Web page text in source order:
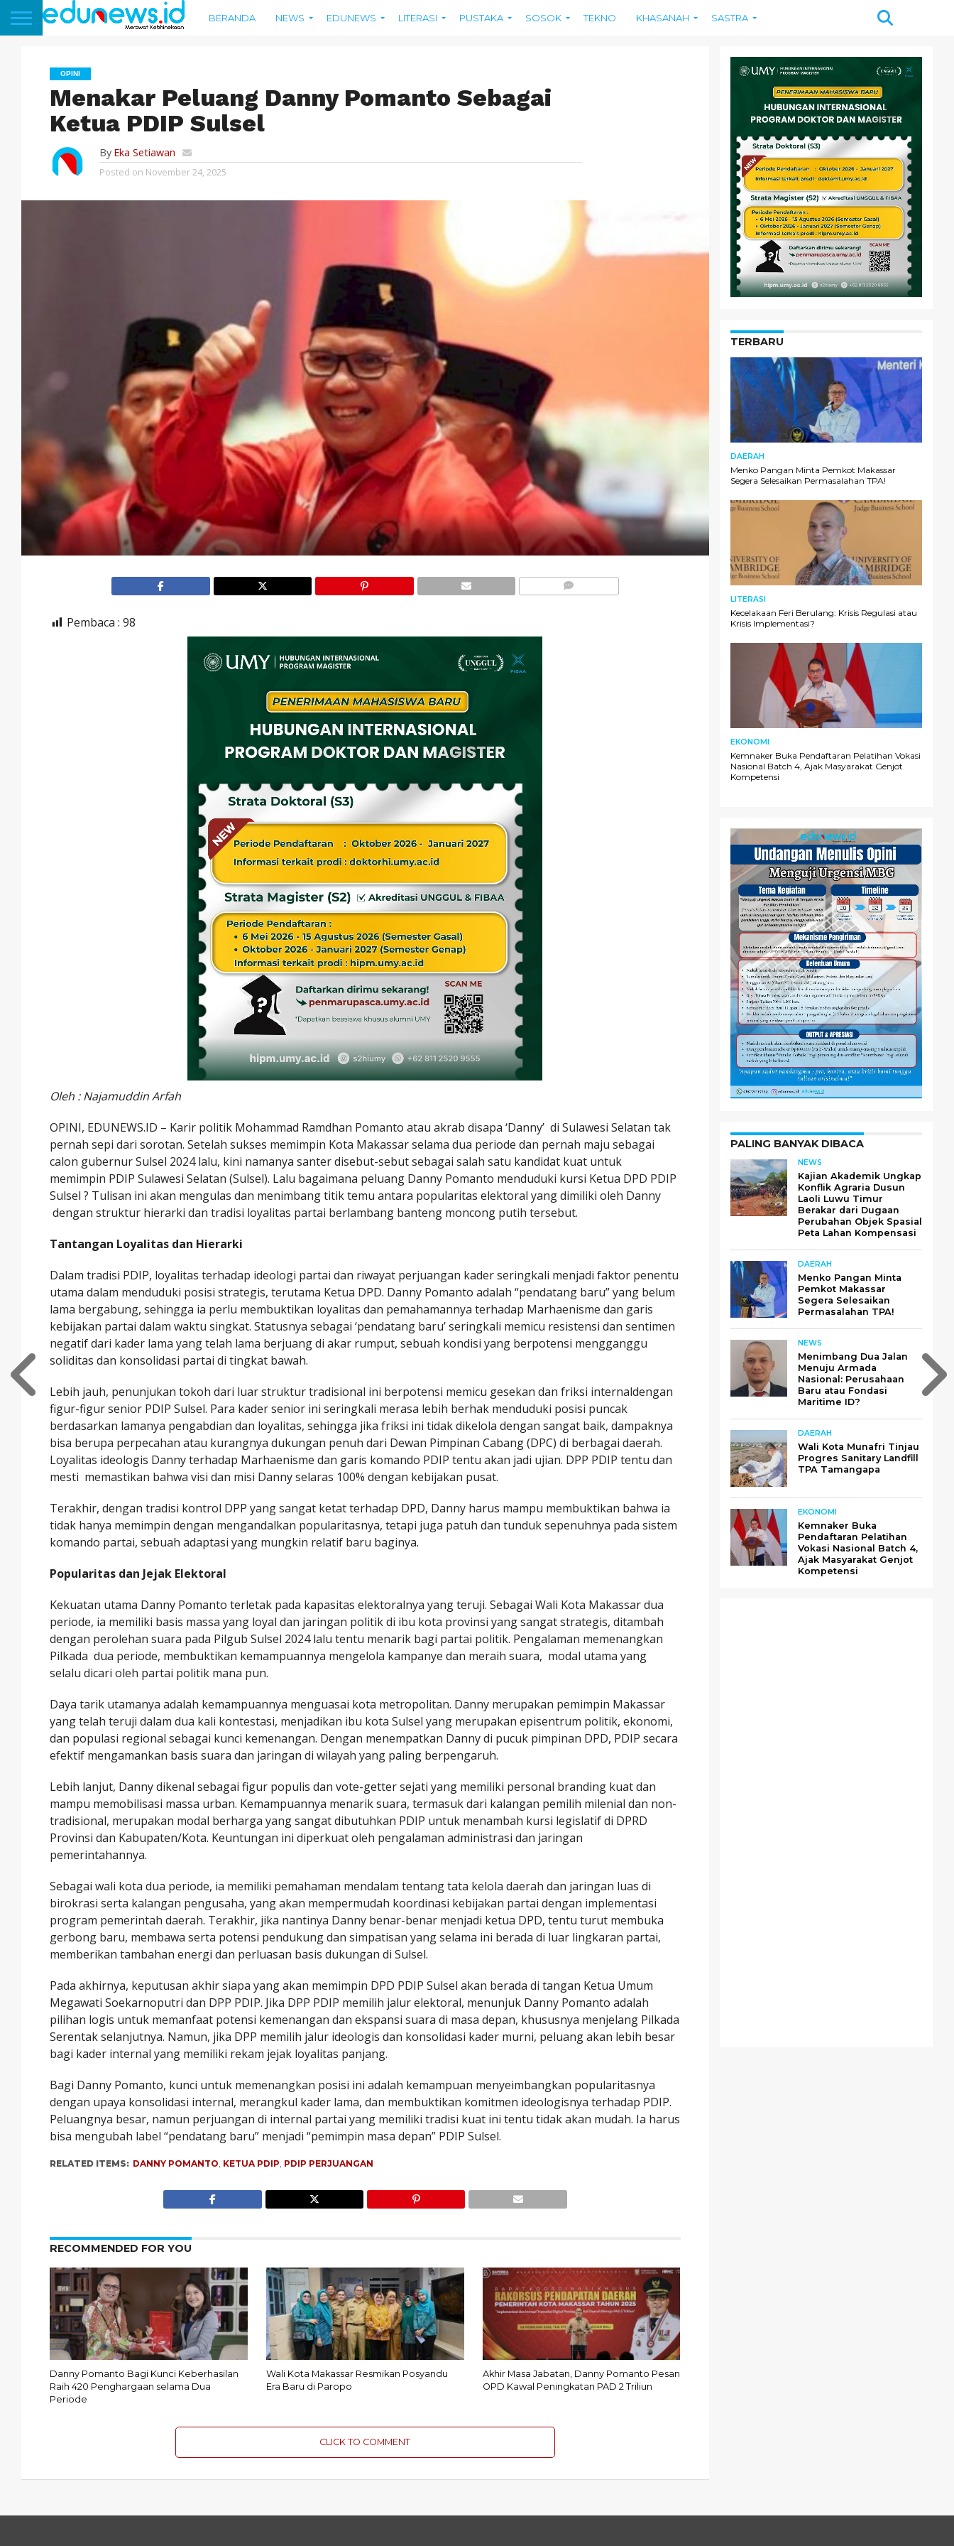
BERANDA NEWS EDUNEWS LITERASI PUSTAKA SOSOK TEKNO KHASANAH SASTRA
OPINI
Menakar Peluang Danny Pomanto Sebagai
Ketua PDIP Sulsel
By Eka Setiawan
Posted on November 24, 2025
Pembaca : 98
Oleh : Najamuddin Arfah
OPINI, EDUNEWS.ID – Karir politik Mohammad Ramdhan Pomanto atau akrab disapa ‘Danny’ di Sulawesi Selatan tak
pernah sepi dari sorotan. Setelah sukses memimpin Kota Makassar selama dua periode dan pernah maju sebagai
calon gubernur Sulsel 2024 lalu, kini namanya santer disebut-sebut sebagai salah satu kandidat kuat untuk
memimpin PDIP Sulawesi Selatan (Sulsel). Lalu bagaimana peluang Danny Pomanto menduduki kursi Ketua DPD PDIP
Sulsel ? Tulisan ini akan mengulas dan menimbang titik temu antara popularitas elektoral yang dimiliki oleh Danny
dengan struktur hierarki dan tradisi loyalitas partai berlambang banteng moncong putih tersebut.
Tantangan Loyalitas dan Hierarki
Dalam tradisi PDIP, loyalitas terhadap ideologi partai dan riwayat perjuangan kader seringkali menjadi faktor penentu
utama dalam menduduki posisi strategis, terutama Ketua DPD. Danny Pomanto adalah “pendatang baru” yang belum
lama bergabung, sehingga ia perlu membuktikan loyalitas dan pemahamannya terhadap Marhaenisme dan garis
kebijakan partai dalam waktu singkat. Statusnya sebagai ‘pendatang baru’ seringkali memicu resistensi dan sentimen
negatif dari kader lama yang telah lama berjuang di akar rumput, sebuah kondisi yang berpotensi mengganggu
soliditas dan konsolidasi partai di tingkat bawah.
Lebih jauh, penunjukan tokoh dari luar struktur tradisional ini berpotensi memicu gesekan dan friksi internaldengan
figur-figur senior PDIP Sulsel. Para kader senior ini seringkali merasa lebih berhak menduduki posisi puncak
berdasarkan lamanya pengabdian dan loyalitas, sehingga jika friksi ini tidak dikelola dengan sangat baik, dampaknya
bisa berupa perpecahan atau kurangnya dukungan penuh dari Dewan Pimpinan Cabang (DPC) di berbagai daerah.
Loyalitas ideologis Danny terhadap Marhaenisme dan garis komando PDIP tentu akan jadi ujian. DPP PDIP tentu dan
mesti memastikan bahwa visi dan misi Danny selaras 100% dengan kebijakan pusat.
Terakhir, dengan tradisi kontrol DPP yang sangat ketat terhadap DPD, Danny harus mampu membuktikan bahwa ia
tidak hanya memimpin dengan mengandalkan popularitasnya, tetapi juga patuh dan tunduk sepenuhnya pada sistem
komando partai, sebuah adaptasi yang mungkin relatif baru baginya.
Popularitas dan Jejak Elektoral
Kekuatan utama Danny Pomanto terletak pada kapasitas elektoralnya yang teruji. Sebagai Wali Kota Makassar dua
periode, ia memiliki basis massa yang loyal dan jaringan politik di ibu kota provinsi yang sangat strategis, ditambah
dengan perolehan suara pada Pilgub Sulsel 2024 lalu tentu menarik bagi partai politik. Pengalaman memenangkan
Pilkada dua periode, membuktikan kemampuannya mengelola kampanye dan meraih suara, modal utama yang
selalu dicari oleh partai politik mana pun.
Daya tarik utamanya adalah kemampuannya menguasai kota metropolitan. Danny merupakan pemimpin Makassar
yang telah teruji dalam dua kali kontestasi, menjadikan ibu kota Sulsel yang merupakan episentrum politik, ekonomi,
dan populasi regional sebagai kunci kemenangan. Dengan menempatkan Danny di pucuk pimpinan DPD, PDIP secara
efektif mengamankan basis suara dan jaringan di wilayah yang paling berpengaruh.
Lebih lanjut, Danny dikenal sebagai figur populis dan vote-getter sejati yang memiliki personal branding kuat dan
mampu memobilisasi massa urban. Kemampuannya menarik suara, termasuk dari kalangan pemilih milenial dan non-
tradisional, merupakan modal berharga yang sangat dibutuhkan PDIP untuk menambah kursi legislatif di DPRD
Provinsi dan Kabupaten/Kota. Keuntungan ini diperkuat oleh pengalaman administrasi dan jaringan
pemerintahannya.
Sebagai wali kota dua periode, ia memiliki pemahaman mendalam tentang tata kelola daerah dan jaringan luas di
birokrasi serta kalangan pengusaha, yang akan mempermudah koordinasi kebijakan partai dengan implementasi
program pemerintah daerah. Terakhir, jika nantinya Danny benar-benar menjadi ketua DPD, tentu turut membuka
gerbong baru, membawa serta potensi pendukung dan simpatisan yang selama ini berada di luar lingkaran partai,
memberikan tambahan energi dan perluasan basis dukungan di Sulsel.
Pada akhirnya, keputusan akhir siapa yang akan memimpin DPD PDIP Sulsel akan berada di tangan Ketua Umum
Megawati Soekarnoputri dan DPP PDIP. Jika DPP PDIP memilih jalur elektoral, menunjuk Danny Pomanto adalah
pilihan logis untuk memanfaat potensi kemenangan dan ekspansi suara di masa depan, khususnya menjelang Pilkada
Serentak selanjutnya. Namun, jika DPP memilih jalur ideologis dan konsolidasi kader murni, peluang akan lebih besar
bagi kader internal yang memiliki rekam jejak loyalitas panjang.
Bagi Danny Pomanto, kunci untuk memenangkan posisi ini adalah kemampuan menyeimbangkan popularitasnya
dengan upaya konsolidasi internal, merangkul kader lama, dan membuktikan komitmen ideologisnya terhadap PDIP.
Peluangnya besar, namun perjuangan di internal partai yang memiliki tradisi kuat ini tentu tidak akan mudah. Ia harus
bisa mengubah label “pendatang baru” menjadi “pemimpin masa depan” PDIP Sulsel.
RELATED ITEMS: DANNY POMANTO, KETUA PDIP, PDIP PERJUANGAN
RECOMMENDED FOR YOU
Danny Pomanto Bagi Kunci Keberhasilan
Raih 420 Penghargaan selama Dua
Periode
Wali Kota Makassar Resmikan Posyandu
Era Baru di Paropo
Akhir Masa Jabatan, Danny Pomanto Pesan
OPD Kawal Peningkatan PAD 2 Triliun
CLICK TO COMMENT
TERBARU
DAERAH
Menko Pangan Minta Pemkot Makassar
Segera Selesaikan Permasalahan TPA!
LITERASI
Kecelakaan Feri Berulang: Krisis Regulasi atau
Krisis Implementasi?
EKONOMI
Kemnaker Buka Pendaftaran Pelatihan Vokasi
Nasional Batch 4, Ajak Masyarakat Genjot
Kompetensi
PALING BANYAK DIBACA
NEWS
Kajian Akademik Ungkap
Konflik Agraria Dusun
Laoli Luwu Timur
Berakar dari Dugaan
Perubahan Objek Spasial
Peta Lahan Kompensasi
DAERAH
Menko Pangan Minta
Pemkot Makassar
Segera Selesaikan
Permasalahan TPA!
NEWS
Menimbang Dua Jalan
Menuju Armada
Nasional: Perusahaan
Baru atau Fondasi
Maritime ID?
DAERAH
Wali Kota Munafri Tinjau
Progres Sanitary Landfill
TPA Tamangapa
EKONOMI
Kemnaker Buka
Pendaftaran Pelatihan
Vokasi Nasional Batch 4,
Ajak Masyarakat Genjot
Kompetensi